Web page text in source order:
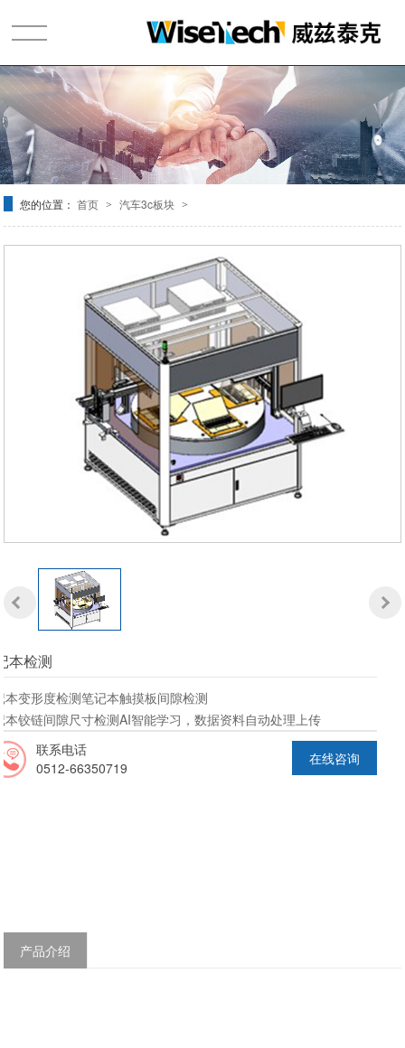
首页
关于我们
产品展示
新闻资讯
客户案例
视频专区
在线留言
联系我们
EN
您的位置：首页 > 汽车3c板块 >
本检测
本变形度检测 笔记本触摸板间隙检测
本铰链间隙尺寸检测 AI智能学习，数据资料自动处理上传
在线咨询
联系电话
0512-66350719
产品介绍